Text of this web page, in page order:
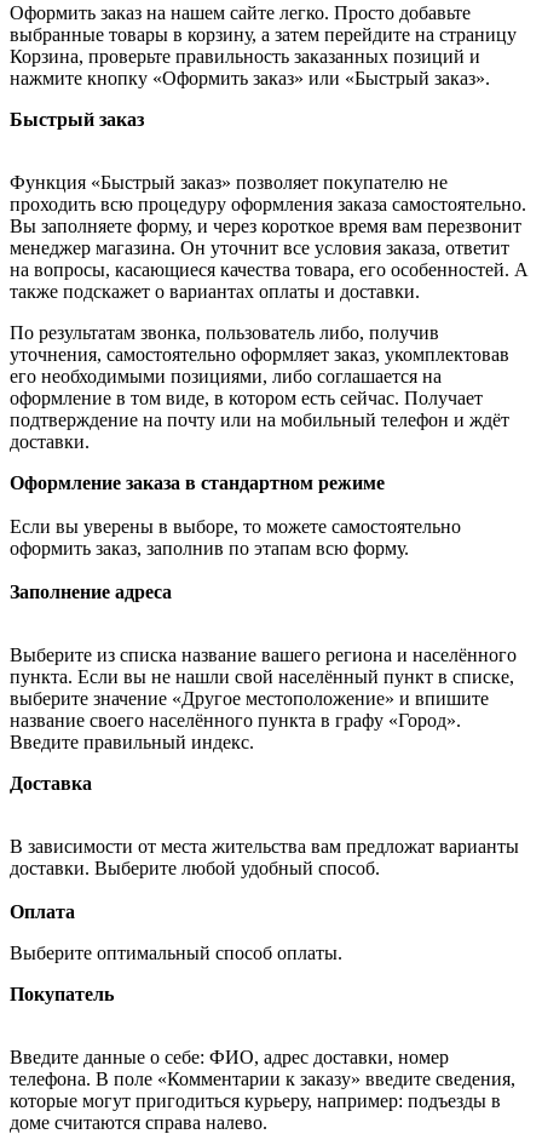
Оформить заказ на нашем сайте легко. Просто добавьте
выбранные товары в корзину, а затем перейдите на страницу
Корзина, проверьте правильность заказанных позиций и
нажмите кнопку «Оформить заказ» или «Быстрый заказ».
Быстрый заказ
Функция «Быстрый заказ» позволяет покупателю не
проходить всю процедуру оформления заказа самостоятельно.
Вы заполняете форму, и через короткое время вам перезвонит
менеджер магазина. Он уточнит все условия заказа, ответит
на вопросы, касающиеся качества товара, его особенностей. А
также подскажет о вариантах оплаты и доставки.
По результатам звонка, пользователь либо, получив
уточнения, самостоятельно оформляет заказ, укомплектовав
его необходимыми позициями, либо соглашается на
оформление в том виде, в котором есть сейчас. Получает
подтверждение на почту или на мобильный телефон и ждёт
доставки.
Оформление заказа в стандартном режиме
Если вы уверены в выборе, то можете самостоятельно
оформить заказ, заполнив по этапам всю форму.
Заполнение адреса
Выберите из списка название вашего региона и населённого
пункта. Если вы не нашли свой населённый пункт в списке,
выберите значение «Другое местоположение» и впишите
название своего населённого пункта в графу «Город».
Введите правильный индекс.
Доставка
В зависимости от места жительства вам предложат варианты
доставки. Выберите любой удобный способ.
Оплата
Выберите оптимальный способ оплаты.
Покупатель
Введите данные о себе: ФИО, адрес доставки, номер
телефона. В поле «Комментарии к заказу» введите сведения,
которые могут пригодиться курьеру, например: подъезды в
доме считаются справа налево.